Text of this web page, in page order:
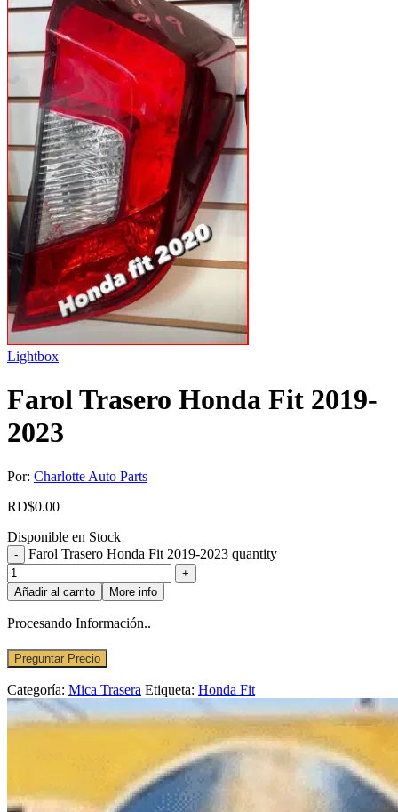
Lightbox
Farol Trasero Honda Fit 2019-
2023
Por: Charlotte Auto Parts
RD$0.00
Disponible en Stock
Farol Trasero Honda Fit 2019-2023 quantity
Añadir al carrito More info
Procesando Información..
Preguntar Precio
Categoría: Mica Trasera Etiqueta: Honda Fit